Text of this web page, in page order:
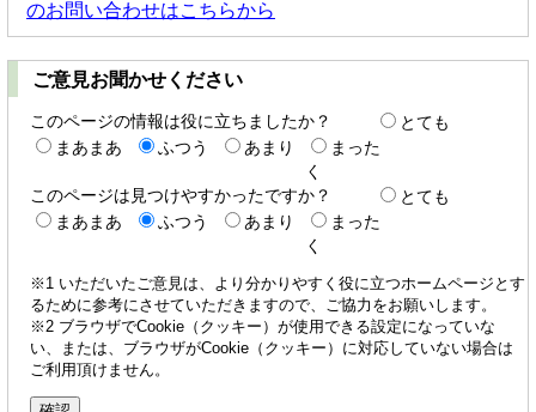
のお問い合わせはこちらから
ご意見お聞かせください
このページの情報は役に立ちましたか？
とても
まあまあ
ふつう あまり
まった
く
このページは見つけやすかったですか？
とても
まあまあ
ふつう あまり
まった
く
※1 いただいたご意見は、より分かりやすく役に立つホームページとす
るために参考にさせていただきますので、ご協力をお願いします。
※2 ブラウザでCookie（クッキー）が使用できる設定になっていな
い、または、ブラウザがCookie（クッキー）に対応していない場合は
ご利用頂けません。